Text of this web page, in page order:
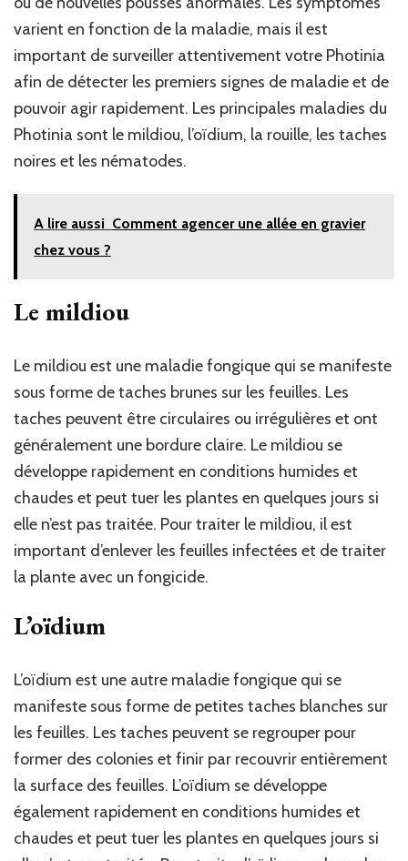
varient en fonction de la maladie, mais il est
important de surveiller attentivement votre Photinia
afin de détecter les premiers signes de maladie et de
pouvoir agir rapidement. Les principales maladies du
Photinia sont le mildiou, l’oïdium, la rouille, les taches
noires et les nématodes.
A lire aussi Comment agencer une allée en gravier
chez vous ?
Le mildiou
Le mildiou est une maladie fongique qui se manifeste
sous forme de taches brunes sur les feuilles. Les
taches peuvent être circulaires ou irrégulières et ont
généralement une bordure claire. Le mildiou se
développe rapidement en conditions humides et
chaudes et peut tuer les plantes en quelques jours si
elle n’est pas traitée. Pour traiter le mildiou, il est
important d’enlever les feuilles infectées et de traiter
la plante avec un fongicide.
L’oïdium
L’oïdium est une autre maladie fongique qui se
manifeste sous forme de petites taches blanches sur
les feuilles. Les taches peuvent se regrouper pour
former des colonies et finir par recouvrir entièrement
la surface des feuilles. L’oïdium se développe
également rapidement en conditions humides et
chaudes et peut tuer les plantes en quelques jours si